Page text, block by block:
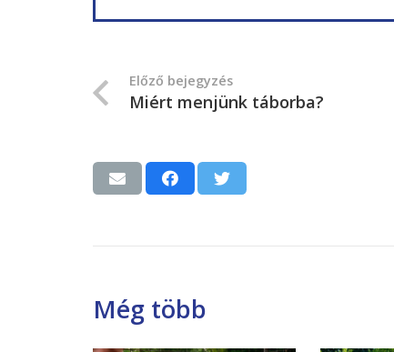
Előző bejegyzés
Miért menjünk táborba?
Még több